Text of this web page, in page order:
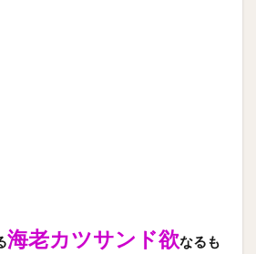
海老カツサンド欲なるも